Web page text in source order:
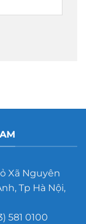
Xã Nguyên
Tp Hà Nội,
0100